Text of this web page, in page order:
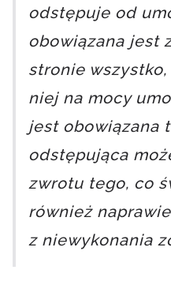
odstępuje od
obowiązana jest
stronie
niej na mocy
jest obowiązana
odstępująca
zwrotu tego, co
również
z niewykonania